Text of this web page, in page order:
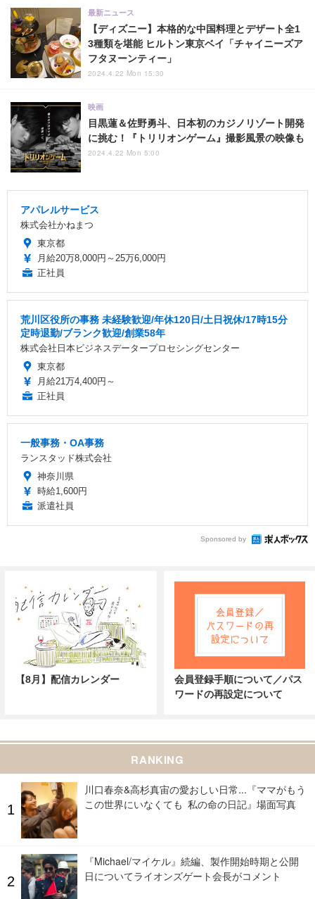
【ディズニー】本格的な中国料理とデザート全1
3種類を堪能 ヒルトン東京ベイ「チャイニーズア
フタヌーンティー」
最新ニュース
2024.4.22 Mon 15:30
目黒蓮＆佐野勇斗、日本初のカジノリゾート開発
に挑む！『トリリオンゲーム』撮影風景の映像も
映画
2024.4.22 Mon 5:00
アパレルサービス
株式会社かねまつ
東京都
月給20万8,000円～25万6,000円
正社員
荒川区役所の事務 未経験歓迎/年休120日/土日祝休/17時15分
定時退勤/ブランク歓迎/創業58年
株式会社日本ビジネスデータープロセシングセンター
東京都
月給21万4,400円～
正社員
一般事務・OA事務
ランスタッド株式会社
神奈川県
時給1,600円
派遣社員
Sponsored by
【8月】配信カレンダー
会員登録手順について／パス
ワードの再設定について
RANKING
川口春奈&高杉真宙の愛おしい日常...『ママがもう
この世界にいなくても 私の命の日記』場面写真
『Michael/マイケル』続編、製作開始時期と公開
日についてライオンズゲート会長がコメント